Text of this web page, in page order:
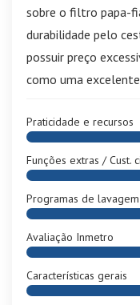
sobre o filtro papa-
durabilidade pelo
possuir preço
como uma
Praticidade e recursos
Funções extras / Cust.
Programas de lavagem
Avaliação Inmetro
Características gerais